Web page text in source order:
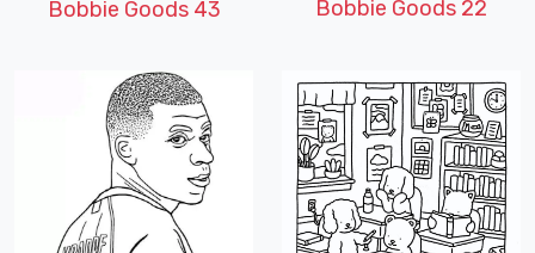
Bobbie Goods 43 Bobbie Goods 22